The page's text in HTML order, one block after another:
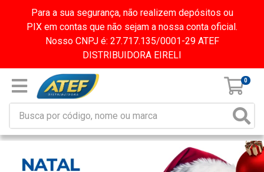
Para a sua segurança, não realizem depósitos ou
PIX em contas que não sejam a nossa conta oficial.
Nosso CNPJ é: 27.717.135/0001-29 ATEF
DISTRIBUIDORA EIRELI
0